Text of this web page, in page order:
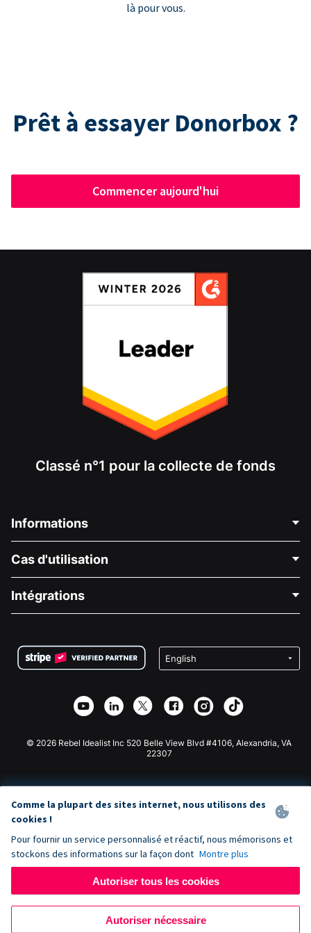
là pour vous.
Prêt à essayer Donorbox ?
Commencer aujourd'hui
Classé n°1 pour la collecte de fonds
Informations
À propos de nous
Carrières
Confidentialité
Partenariat d'affiliation
Bibliothèque
Cas d'utilisation
Collecte de fonds médicale
Collecte de fonds caritative
Intégrations
Plugin de don Wix
Application de don Webflow
Don Joomla
© 2026 Rebel Idealist Inc 520 Belle View Blvd #4106, Alexandria, VA
22307
Comme la plupart des sites internet, nous utilisons des
cookies !
Pour fournir un service personnalisé et réactif, nous mémorisons et
stockons des informations sur la façon dont Montre plus
Autoriser tous les cookies
Autoriser nécessaire